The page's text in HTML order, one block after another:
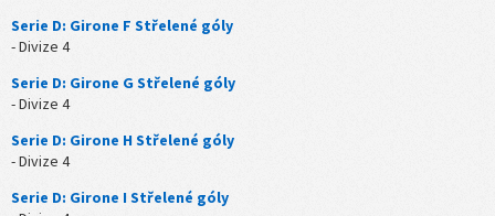
Serie D: Girone F Střelené góly
- Divize 4
Serie D: Girone G Střelené góly
- Divize 4
Serie D: Girone H Střelené góly
- Divize 4
Serie D: Girone I Střelené góly